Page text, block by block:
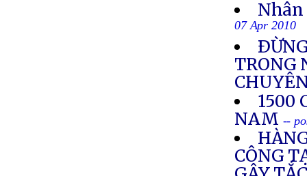
07 Apr 2010
TRONG
1500
NAM --
CÔNG